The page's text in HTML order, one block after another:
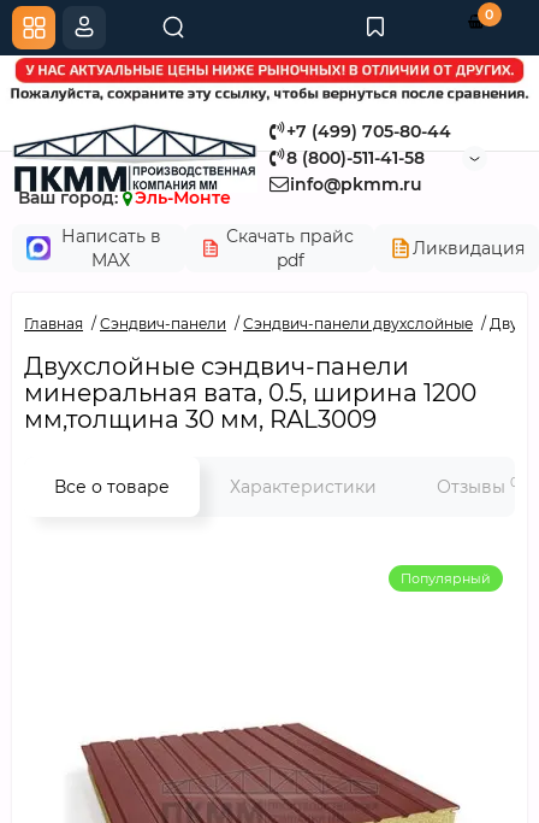
+7 (499) 705-80-44
8 (800)-511-41-58
info@pkmm.ru
Ваш город:
Эль-Монте
Написать в
MAX
Скачать прайс
pdf
Ликвидация
0
Главная Сэндвич-панели Сэндвич-панели двухслойные
Двухслойные сэндвич-панели
минеральная вата, 0.5, ширина 1200
мм,толщина 30 мм, RAL3009
Все о товаре Характеристики Отзывы 0
Популярный